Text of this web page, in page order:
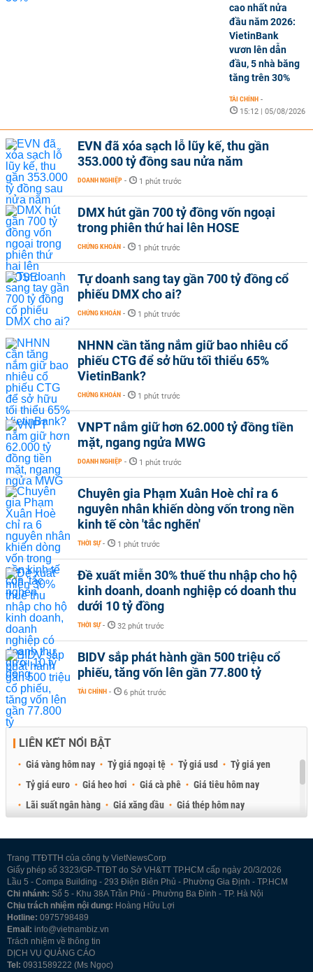
cao nhất nửa
đầu năm 2026:
VietinBank
vươn lên dẫn
đầu, 5 nhà băng
tăng trên 30%
TÀI CHÍNH -
15:12 | 05/08/2026
EVN đã xóa sạch lỗ lũy kế, thu gần
353.000 tỷ đồng sau nửa năm
DOANH NGHIỆP - 1 phút trước
DMX hút gần 700 tỷ đồng vốn ngoại
trong phiên thứ hai lên HOSE
CHỨNG KHOÁN - 1 phút trước
Tự doanh sang tay gần 700 tỷ đồng cổ
phiếu DMX cho ai?
CHỨNG KHOÁN - 1 phút trước
NHNN cần tăng nắm giữ bao nhiêu cổ
phiếu CTG để sở hữu tối thiểu 65%
VietinBank?
CHỨNG KHOÁN - 1 phút trước
VNPT nắm giữ hơn 62.000 tỷ đồng tiền
mặt, ngang ngửa MWG
DOANH NGHIỆP - 1 phút trước
Chuyên gia Phạm Xuân Hoè chỉ ra 6
nguyên nhân khiến dòng vốn trong nền
kinh tế còn 'tắc nghẽn'
THỜI SỰ - 1 phút trước
Đề xuất miễn 30% thuế thu nhập cho hộ
kinh doanh, doanh nghiệp có doanh thu
dưới 10 tỷ đồng
THỜI SỰ - 32 phút trước
BIDV sắp phát hành gần 500 triệu cổ
phiếu, tăng vốn lên gần 77.800 tỷ
TÀI CHÍNH - 6 phút trước
LIÊN KẾT NỔI BẬT
Giá vàng hôm nay Tỷ giá ngoại tệ Tỷ giá usd
Tỷ giá yen
Tỷ giá euro
Giá heo hơi Giá cà phê
Giá tiêu hôm nay
Lãi suất ngân hàng
Giá xăng dầu
Giá thép hôm nay
Trang TTĐTTH của công ty VietNewsCorp
Giấy phép số 3323/GP-TTĐT do Sở VH&TT TP.HCM cấp ngày 20/3/2026
Lầu 5 - Compa Building - 293 Điện Biên Phủ - Phường Gia Định - TP.HCM
Chi nhánh: Số 5 - Khu 38A Trần Phú - Phường Ba Đình - TP. Hà Nội
Chịu trách nhiệm nội dung: Hoàng Hữu Lợi
Hotline: 0975798489
Email: info@vietnambiz.vn
Trách nhiệm về thông tin
DỊCH VỤ QUẢNG CÁO
Tel: 0931589222 (Ms Ngọc)